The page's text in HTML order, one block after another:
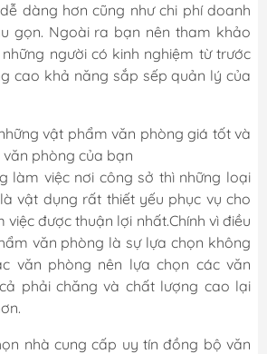
dàng hơn cũng như chi phí doanh
gọn. Ngoài ra bạn nên tham khảo
người có kinh nghiệm từ trước
cao khả năng sắp sếp quản lý của
vật phẩm văn phòng giá tốt và
phòng của bạn
làm việc nơi công sở thì những loại
vật dụng rất thiết yếu phục vụ cho
được thuận lợi nhất.Chính vì điều
văn phòng là sự lựa chọn không
văn phòng nên lựa chọn các văn
phải chăng và chất lượng cao lại
nhà cung cấp uy tín đồng bộ văn